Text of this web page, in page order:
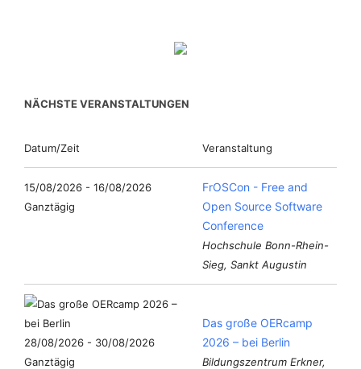
NÄCHSTE VERANSTALTUNGEN
Datum/Zeit Veranstaltung
15/08/2026 - 16/08/2026
Ganztägig
FrOSCon - Free and
Open Source Software
Conference
Hochschule Bonn-Rhein-
Sieg, Sankt Augustin
28/08/2026 - 30/08/2026
Ganztägig
Das große OERcamp
2026 – bei Berlin
Bildungszentrum Erkner,